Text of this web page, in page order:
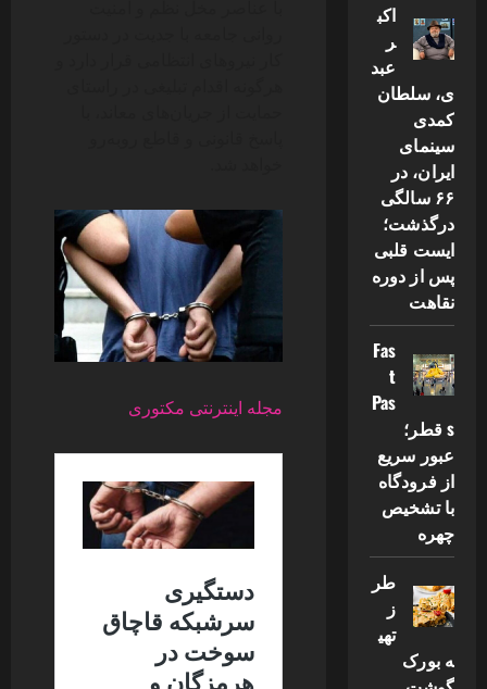
مجله اینترنتی مکتوری
اکب
ر
عبد
ی، سلطان
کمدی
سینمای
ایران، در
۶۶ سالگی
درگذشت؛
ایست قلبی
پس از دوره
نقاهت
Fas
t
Pas
s قطر؛
عبور سریع
از فرودگاه
با تشخیص
چهره
طر
ز
تهی
ه بورک